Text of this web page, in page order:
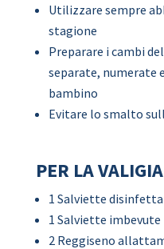
Utilizzare sempre
stagione
Preparare i cambi
separate, numerate
bambino
Evitare lo smalto
PER LA
1 Salviette
1 Salviette imbevute
2 Reggiseno